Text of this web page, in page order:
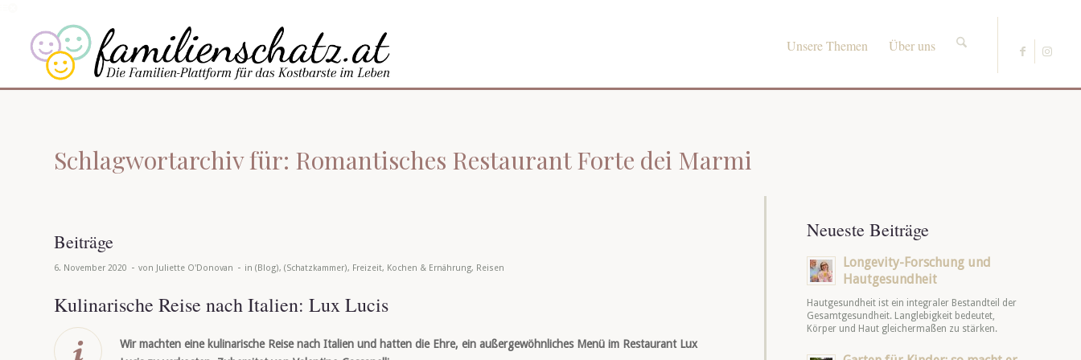
Unsere Themen Über uns
Schlagwortarchiv für: Romantisches Restaurant Forte dei Marmi
Beiträge
6. November 2020 - von Juliette O'Donovan - in (Blog), (Schatzkammer), Freizeit, Kochen & Ernährung, Reisen
Kulinarische Reise nach Italien: Lux Lucis
Wir machten eine kulinarische Reise nach Italien und hatten die Ehre, ein außergewöhnliches Menü im Restaurant Lux
Neueste Beiträge
Longevity-Forschung und
Hautgesundheit
Hautgesundheit ist ein integraler Bestandteil der
Gesamtgesundheit. Langlebigkeit bedeutet,
Körper und Haut gleichermaßen zu stärken.